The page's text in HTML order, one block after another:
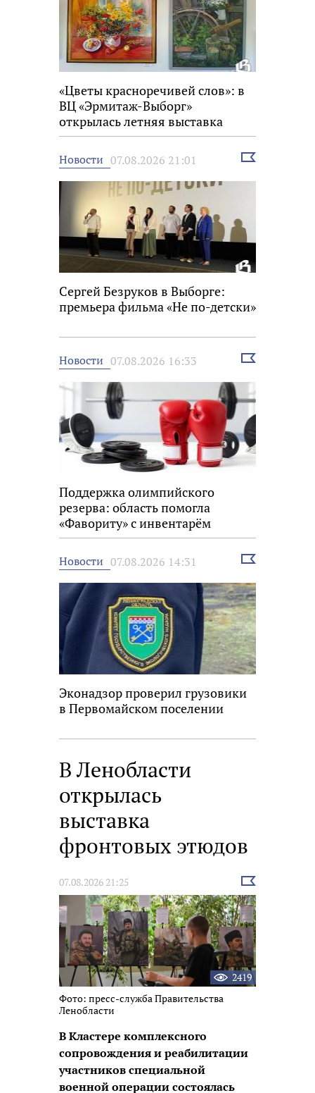
«Цветы красноречивей слов»: в
ВЦ «Эрмитаж-Выборг»
открылась летняя выставка
Новости 07.08.2026 21:01
Выбрать
Сергей Безруков в Выборге:
премьера фильма «Не по-детски»
Новости 07.08.2026 16:33
Выбрать
Поддержка олимпийского
резерва: область помогла
«Фавориту» с инвентарём
Новости 07.08.2026 14:31
Выбрать
Эконадзор проверил грузовики
в Первомайском поселении
В Ленобласти
открылась
выставка
фронтовых этюдов
07.08.2026 21:25
Выбрать
новость
2419
Фото: пресс-служба Правительства
Ленобласти
В Кластере комплексного
сопровождения и реабилитации
участников специальной
военной операции состоялась